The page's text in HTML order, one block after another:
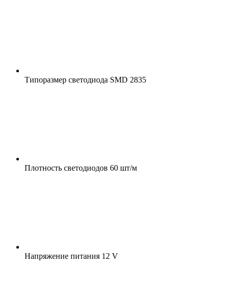
Типоразмер светодиода SMD 2835
Плотность светодиодов 60 шт/м
Напряжение питания 12 V